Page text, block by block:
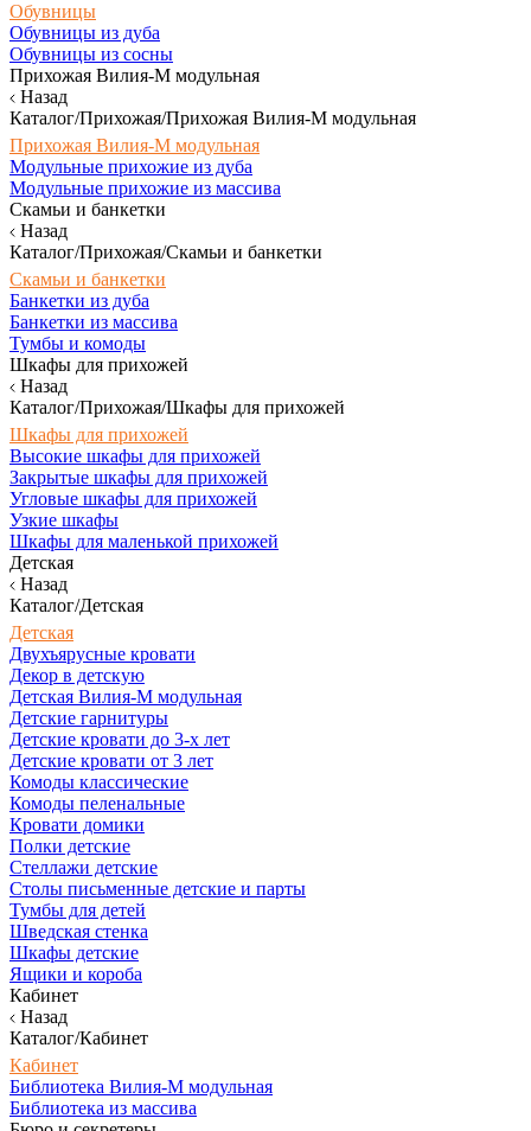
Обувницы
Обувницы из дуба
Обувницы из сосны
Прихожая Вилия-М модульная
Назад
Каталог/Прихожая/Прихожая Вилия-М модульная
Прихожая Вилия-М модульная
Модульные прихожие из дуба
Модульные прихожие из массива
Скамьи и банкетки
Назад
Каталог/Прихожая/Скамьи и банкетки
Скамьи и банкетки
Банкетки из дуба
Банкетки из массива
Тумбы и комоды
Шкафы для прихожей
Назад
Каталог/Прихожая/Шкафы для прихожей
Шкафы для прихожей
Высокие шкафы для прихожей
Закрытые шкафы для прихожей
Угловые шкафы для прихожей
Узкие шкафы
Шкафы для маленькой прихожей
Детская
Назад
Каталог/Детская
Детская
Двухъярусные кровати
Декор в детскую
Детская Вилия-М модульная
Детские гарнитуры
Детские кровати до 3-х лет
Детские кровати от 3 лет
Комоды классические
Комоды пеленальные
Кровати домики
Полки детские
Стеллажи детские
Столы письменные детские и парты
Тумбы для детей
Шведская стенка
Шкафы детские
Ящики и короба
Кабинет
Назад
Каталог/Кабинет
Кабинет
Библиотека Вилия-М модульная
Библиотека из массива